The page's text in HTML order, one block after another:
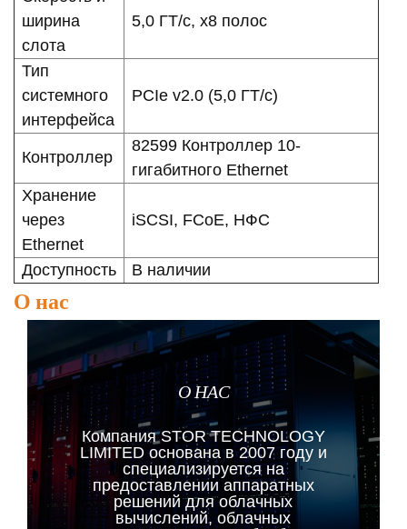
ширина
слота
5,0 ГТ/с, x8 полос
Тип
системного
интерфейса
PCIe v2.0 (5,0 ГТ/с)
Контроллер
82599 Контроллер 10-
гигабитного Ethernet
Хранение
через
Ethernet
iSCSI, FCoE, НФС
Доступность В наличии
О нас
О НАС
Компания STOR TECHNOLOGY
LIMITED основана в 2007 году и
специализируется на
предоставлении аппаратных
решений для облачных
вычислений, облачных